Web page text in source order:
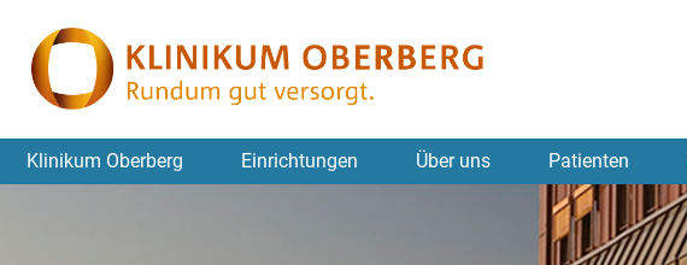
Klinikum Oberberg Einrichtungen Über uns Patienten